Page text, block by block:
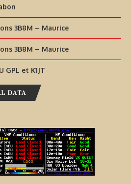
3B8M – Maurice
3B8M – Maurice
GPL et K1JT
DATA